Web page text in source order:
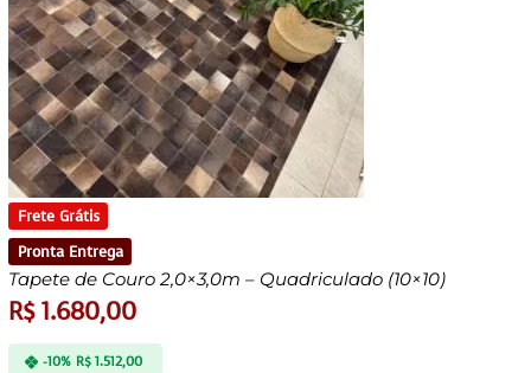
Frete Grátis
Pronta Entrega
Tapete de Couro 2,0×3,0m – Quadriculado (10×10)
R$1.680,00
-10% R$1.512,00